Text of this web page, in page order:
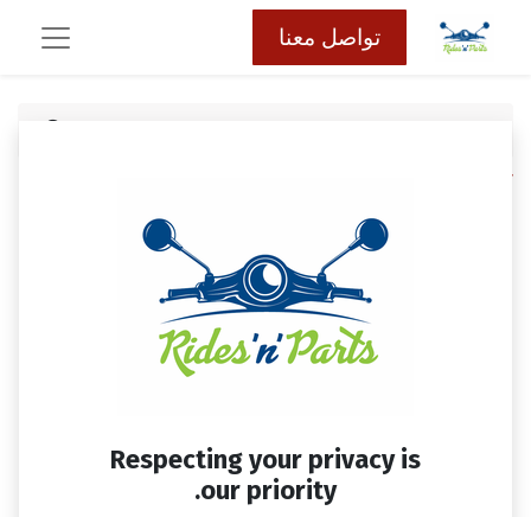
تواصل معنا
كافة المنتجات
Respecting your privacy is
our priority.